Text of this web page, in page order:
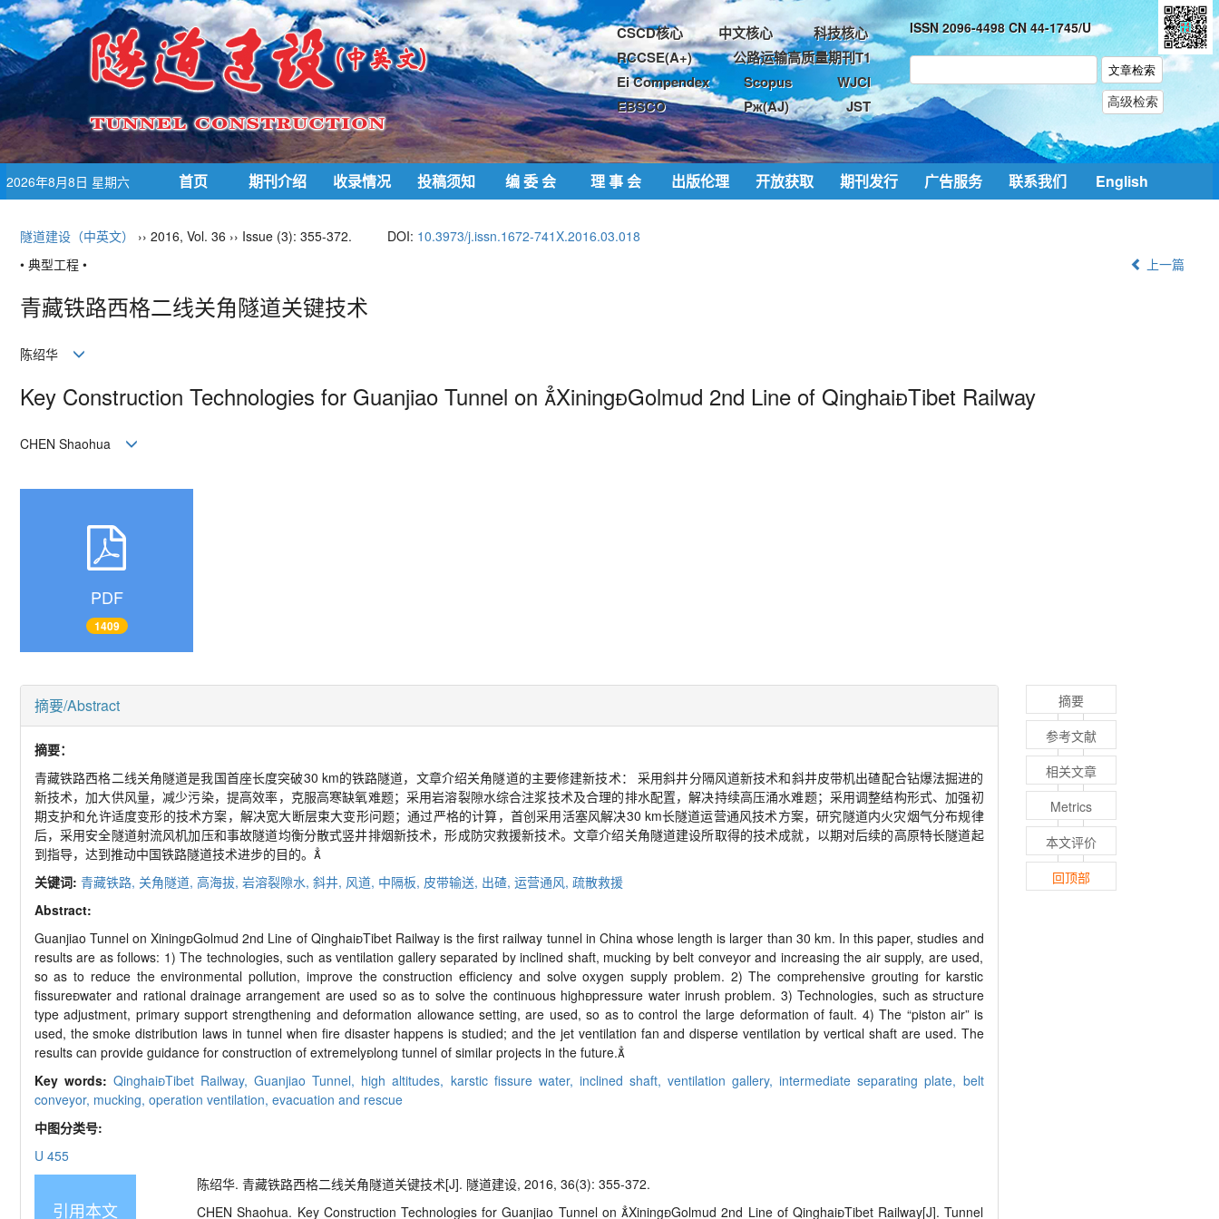
CSCD核心 中文核心
科技核心
RCCSE(A+)
公路运输高质量期刊T1
Ei Compendex
Scopus
WJCI
EBSCO
Pж(AJ) JST
ISSN 2096-4498 CN 44-1745/U
2026年8月8日 星期六 首页 期刊介绍 收录情况 投稿须知 编 委 会 理 事 会 出版伦理 开放获取 期刊发行 广告服务 联系我们 English
隧道建设（中英文） ›› 2016, Vol. 36 ›› Issue (3): 355-372. DOI: 10.3973/j.issn.1672-741X.2016.03.018
• 典型工程 •
上一篇
青藏铁路西格二线关角隧道关键技术
陈绍华
Key Construction Technologies for Guanjiao Tunnel on XiningGolmud 2nd Line of QinghaiTibet Railway
CHEN Shaohua
PDF
1409
摘要/Abstract
摘要：
青藏铁路西格二线关角隧道是我国首座长度突破30 km的铁路隧道，文章介绍关角隧道的主要修建新技术： 采用斜井分隔风道新技术和斜井皮带机出碴配合钻爆法掘进的
新技术，加大供风量，减少污染，提高效率，克服高寒缺氧难题；采用岩溶裂隙水综合注浆技术及合理的排水配置，解决持续高压涌水难题；采用调整结构形式、加强初
期支护和允许适度变形的技术方案，解决宽大断层束大变形问题；通过严格的计算，首创采用活塞风解决30 km长隧道运营通风技术方案，研究隧道内火灾烟气分布规律
后，采用安全隧道射流风机加压和事故隧道均衡分散式竖井排烟新技术，形成防灾救援新技术。文章介绍关角隧道建设所取得的技术成就，以期对后续的高原特长隧道起
到指导，达到推动中国铁路隧道技术进步的目的。
关键词: 青藏铁路, 关角隧道, 高海拔, 岩溶裂隙水, 斜井, 风道, 中隔板, 皮带输送, 出碴, 运营通风, 疏散救援
Abstract:
Guanjiao Tunnel on XiningGolmud 2nd Line of QinghaiTibet Railway is the first railway tunnel in China whose length is larger than 30 km. In this paper, studies and
results are as follows: 1) The technologies, such as ventilation gallery separated by inclined shaft, mucking by belt conveyor and increasing the air supply, are used,
so as to reduce the environmental pollution, improve the construction efficiency and solve oxygen supply problem. 2) The comprehensive grouting for karstic
fissurewater and rational drainage arrangement are used so as to solve the continuous highpressure water inrush problem. 3) Technologies, such as structure
type adjustment, primary support strengthening and deformation allowance setting, are used, so as to control the large deformation of fault. 4) The “piston air” is
used, the smoke distribution laws in tunnel when fire disaster happens is studied; and the jet ventilation fan and disperse ventilation by vertical shaft are used. The
results can provide guidance for construction of extremelylong tunnel of similar projects in the future.
Key words: QinghaiTibet Railway,Guanjiao Tunnel, high altitudes, karstic fissure water, inclined shaft,ventilation gallery,intermediate separating plate, belt
conveyor, mucking, operation ventilation, evacuation and rescue
中图分类号:
U 455
引用本文
陈绍华. 青藏铁路西格二线关角隧道关键技术[J]. 隧道建设, 2016, 36(3): 355-372.
CHEN Shaohua. Key Construction Technologies for Guanjiao Tunnel on XiningGolmud 2nd Line of QinghaiTibet Railway[J]. Tunnel
摘要
参考文献
相关文章
Metrics
本文评价
回顶部